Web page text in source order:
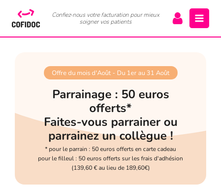
Confiez-nous votre facturation pour mieux
soigner vos patients
Offre du mois d'Août - Du 1er au 31 Août
Parrainage : 50 euros
offerts*
Faites-vous parrainer ou
parrainez un collègue !
* pour le parrain : 50 euros offerts en carte cadeau
pour le filleul : 50 euros offerts sur les frais d'adhésion
(139,60 € au lieu de 189,60€)